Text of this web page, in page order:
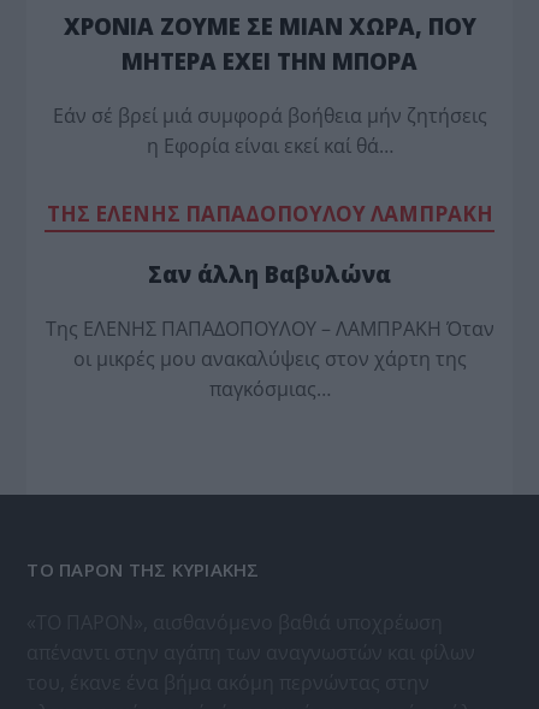
ΧΡΟΝΙΑ ΖΟΥΜΕ ΣΕ ΜΙΑΝ ΧΩΡΑ, ΠΟΥ
ΜΗΤΕΡΑ ΕΧΕΙ ΤΗΝ ΜΠΟΡΑ
Εάν σέ βρεί μιά συμφορά βοήθεια μήν ζητήσεις
η Εφορία είναι εκεί καί θά…
TΗΣ ΕΛΕΝΗΣ ΠΑΠΑΔΟΠΟΥΛΟΥ ΛΑΜΠΡΑΚΗ
Σαν άλλη Βαβυλώνα
Της ΕΛΕΝΗΣ ΠΑΠΑΔΟΠΟΥΛΟΥ – ΛΑΜΠΡΑΚΗ Όταν
οι μικρές μου ανακαλύψεις στον χάρτη της
παγκόσμιας…
ΤΟ ΠΑΡΟΝ ΤΗΣ ΚΥΡΙΑΚΗΣ